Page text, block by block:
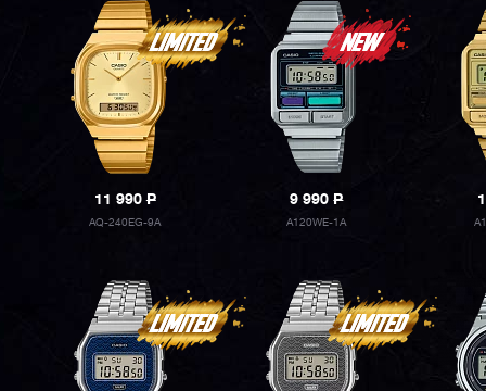
11 990P
AQ-240EG-9A
9 990P
A120WE-1A